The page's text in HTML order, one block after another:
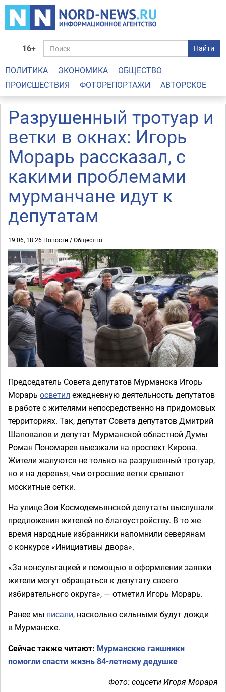
16+ Найти
ПОЛИТИКА ЭКОНОМИКА
ОБЩЕСТВО
ПРОИСШЕСТВИЯ
ФОТОРЕПОРТАЖИ АВТОРСКОЕ
Разрушенный тротуар и
ветки в окнах: Игорь
Морарь рассказал, с
какими проблемами
мурманчане идут к
депутатам
19.06, 18:26 Новости /Общество
Председатель Совета депутатов Мурманска Игорь
Морарь осветил ежедневную деятельность депутатов
в работе с жителями непосредственно на придомовых
территориях. Так, депутат Совета депутатов Дмитрий
Шаповалов и депутат Мурманской областной Думы
Роман Пономарев выезжали на проспект Кирова.
Жители жалуются не только на разрушенный тротуар,
но и на деревья, чьи отросшие ветки срывают
москитные сетки.
На улице Зои Космодемьянской депутаты выслушали
предложения жителей по благоустройству. В то же
время народные избранники напомнили северянам
о конкурсе «Инициативы двора».
«За консультацией и помощью в оформлении заявки
жители могут обращаться к депутату своего
избирательного округа», — отметил Игорь Морарь.
Ранее мы писали, насколько сильными будут дожди
в Мурманске.
Сейчас также читают: Мурманские гаишники
помогли спасти жизнь 84-летнему дедушке
Фото: соцсети Игоря Мораря